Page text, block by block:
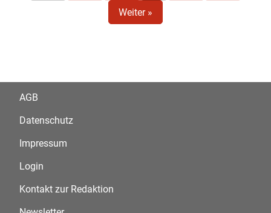
Weiter »
AGB
Datenschutz
Impressum
Login
Kontakt zur Redaktion